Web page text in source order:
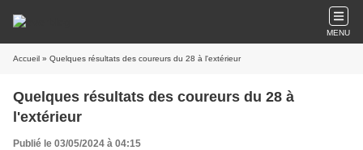
MENU
Accueil » Quelques résultats des coureurs du 28 à l'extérieur
Quelques résultats des coureurs du 28 à
l'extérieur
Publié le 03/05/2024 à 04:15